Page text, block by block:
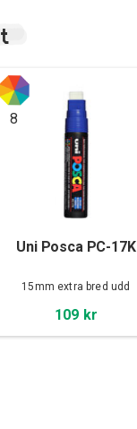
8
Uni Posca PC-17K
15mm extra bred udd
109 kr